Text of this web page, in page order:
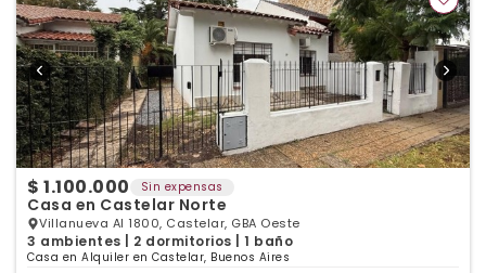
$ 1.100.000 Sin expensas
Casa en Castelar Norte
Villanueva Al 1800, Castelar, GBA Oeste
3 ambientes | 2 dormitorios | 1 baño
Casa en Alquiler en Castelar, Buenos Aires